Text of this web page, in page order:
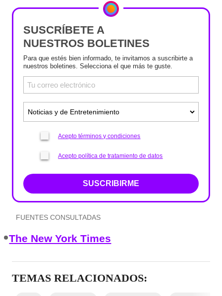
SUSCRÍBETE A
NUESTROS BOLETINES
Para que estés bien informado, te invitamos a suscribirte a
nuestros boletines. Selecciona el que más te guste.
Acepto términos y condiciones
Acepto política de tratamiento de datos
SUSCRIBIRME
FUENTES CONSULTADAS
The New York Times
TEMAS RELACIONADOS: